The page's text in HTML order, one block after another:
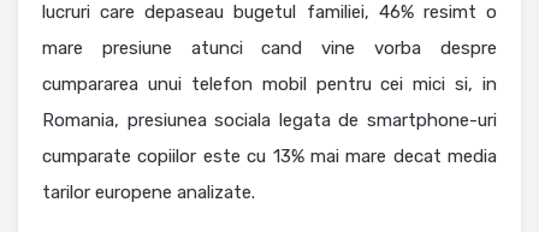
lucruri care depaseau bugetul familiei, 46% resimt o
mare presiune atunci cand vine vorba despre
cumpararea unui telefon mobil pentru cei mici si, in
Romania, presiunea sociala legata de smartphone-uri
cumparate copiilor este cu 13% mai mare decat media
tarilor europene analizate.